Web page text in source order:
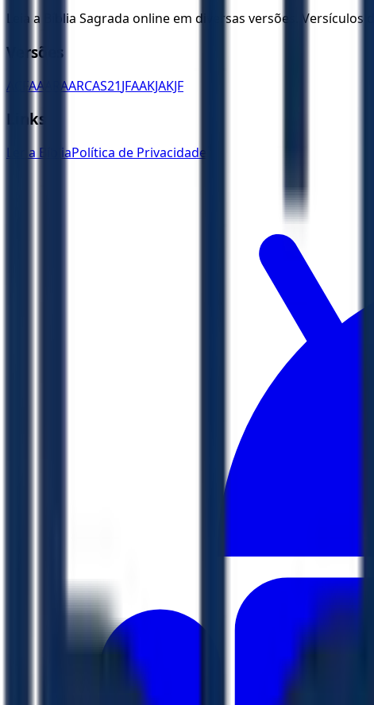
Leia a Bíblia Sagrada online em diversas versões.
Versões
ACFAA ARAARCAS21JFAAKJAKJF
Links
Ler a BíbliaPolítica de Privacidade